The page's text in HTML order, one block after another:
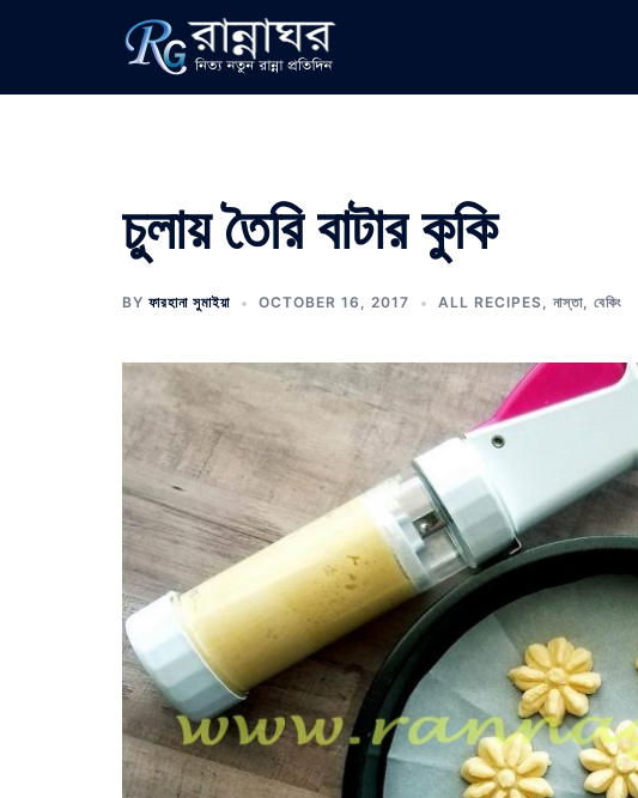
চুলায় তৈরি বাটার কুকি
BY ফারহানা সুমাইয়া OCTOBER 16, 2017 ALL RECIPES, নাস্তা, বেকিং